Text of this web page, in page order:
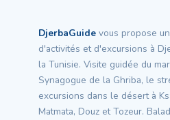
DjerbaGuide vous propose
d'activités et d'excursions à
la Tunisie. Visite guidée du
Synagogue de la Ghriba, le
excursions dans le désert à
Matmata, Douz et Tozeur.